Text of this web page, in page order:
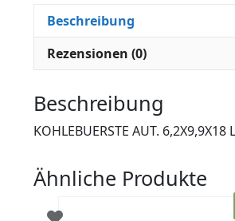
Beschreibung
Rezensionen (0)
Beschreibung
KOHLEBUERSTE AUT. 6,2X9,9X18
Ähnliche Produkte